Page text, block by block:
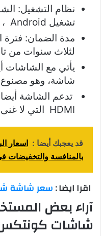
نظام التشغيل:
تشغيل Android ، وهو نظام مريح في الإستخدام.
مدة الضمان: فترة
لثلاث سنوات من
يأتي مع الشاشات
شاشة، وهو مصنوع
HDMI التي لا غنى عنهم.
قد يعجبك أيضا : اسعار
بالمنافسة والتخفيضات
اقرا ايضا :سعر شاشة شارب 43 بوصة
آراء بعض
شاشات